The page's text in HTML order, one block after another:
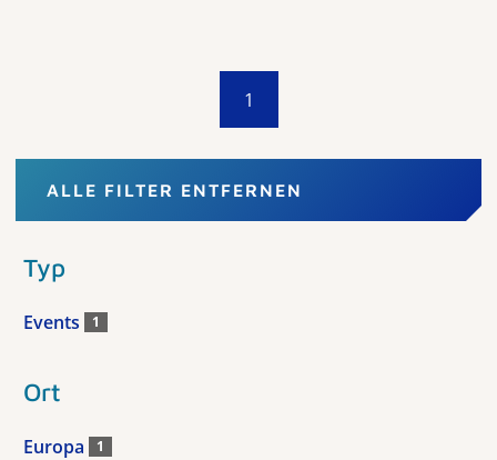
1
ALLE FILTER ENTFERNEN
Typ
Events 1
Ort
Europa 1